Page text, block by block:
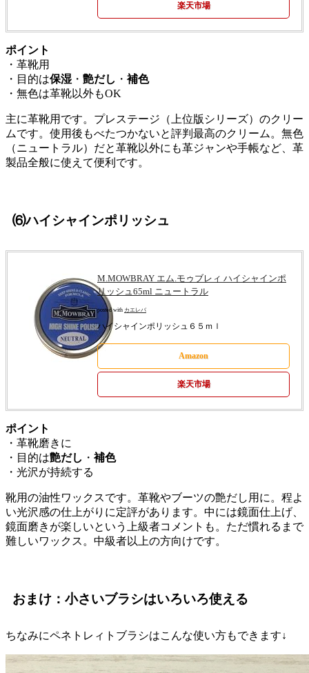
楽天市場
ポイント
・革靴用
・目的は保湿 ・ 艶だし ・ 補色
・無色は革靴以外もOK
主に革靴用です。プレステージ（上位版シリーズ）のクリー
ムです。使用後もべたつかないと評判最高のクリーム。無色
（ニュートラル）だと革靴以外にも革ジャンや手帳など、革
製品全般に使えて便利です。
⑹ハイシャインポリッシュ
M.MOWBRAY エム.モゥブレィ ハイシャインポ
リッシュ65ml ニュートラル
posted with カエレバ
ハイシャインポリッシュ６５ｍｌ
Amazon
楽天市場
ポイント
・革靴磨きに
・目的は艶だし ・ 補色
・光沢が持続する
靴用の油性ワックスです。革靴やブーツの艶だし用に。程よ
い光沢感の仕上がりに定評があります。中には鏡面仕上げ、
鏡面磨きが楽しいという上級者コメントも。ただ慣れるまで
難しいワックス。中級者以上の方向けです。
おまけ：小さいブラシはいろいろ使える
ちなみにペネトレィトブラシはこんな使い方もできます↓